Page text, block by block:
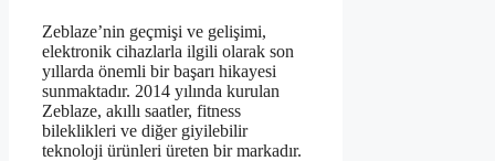
Zeblaze’nin geçmişi ve gelişimi,
elektronik cihazlarla ilgili olarak son
yıllarda önemli bir başarı hikayesi
sunmaktadır. 2014 yılında kurulan
Zeblaze, akıllı saatler, fitness
bileklikleri ve diğer giyilebilir
teknoloji ürünleri üreten bir markadır.